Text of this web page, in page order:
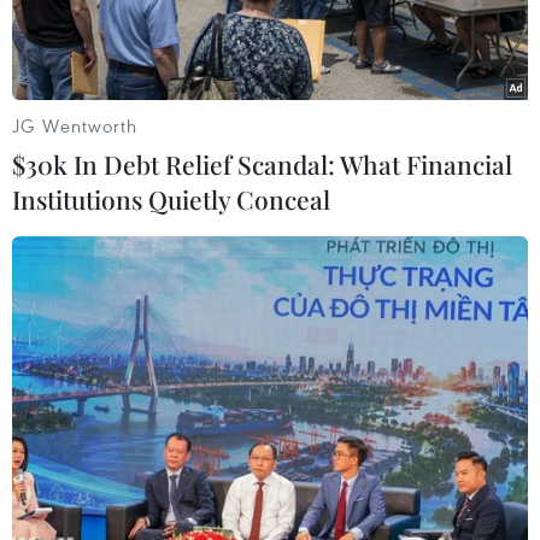
Cảnh sát Thổ Nhĩ Kỳ truy bắt khủng bố. (Nguồn:
hurriyetdailynews)
Reuters đưa tin, ngày 28/12, hãng thông tấn nhà
nước Anadolu đưa tin, cảnh sát Thổ Nhĩ Kỳ đã
bắt giữ 38 đối tượng, trong đó có công dân
Syria, do tình nghi có liên hệ với tổ chức khủng
JG Wentworth
$30k In Debt Relief Scandal: What Financial
Institutions Quietly Conceal